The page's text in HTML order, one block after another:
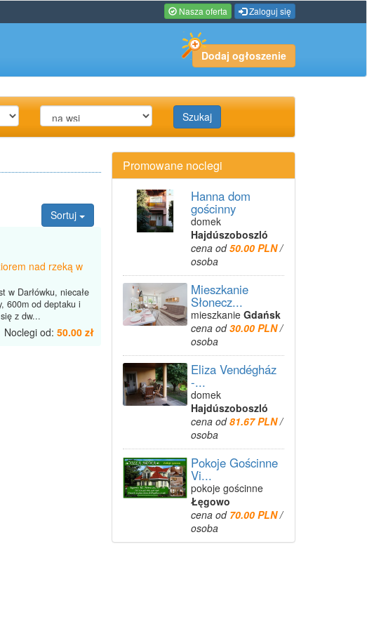
Nasza oferta Zaloguj się
Dodaj ogłoszenie
Szukaj
Sortuj
nad rzeką w
w Darłówku, niecałe
600m od deptaku i
z dw...
Noclegi od: 50.00 zł
Promowane noclegi
Hanna dom
gościnny
domek
Hajdúszoboszló
cena od50.00 PLN/
osoba
Mieszkanie
Słonecz...
mieszkanie Gdańsk
cena od30.00 PLN/
osoba
Eliza Vendégház
-...
domek
Hajdúszoboszló
cena od81.67 PLN/
osoba
Pokoje Gościnne
Vi...
pokoje gościnne
Łęgowo
cena od 70.00 PLN/
osoba